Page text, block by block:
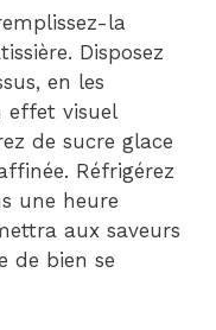
la
Disposez
en les
effet visuel
de sucre glace
Réfrigérez
une heure
aux saveurs
de bien se